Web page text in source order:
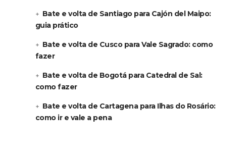
Bate e volta de Santiago para Cajón del Maipo:
guia prático
Bate e volta de Cusco para Vale Sagrado: como
fazer
Bate e volta de Bogotá para Catedral de Sal:
como fazer
Bate e volta de Cartagena para Ilhas do Rosário:
como ir e vale a pena